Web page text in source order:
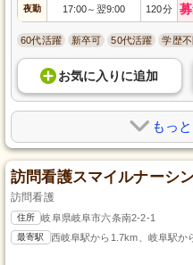
夜勤 17:00～ 翌9:00 120分
60代活躍 新卒可 50代活躍 学歴不
お気に入り に追加
もっ
訪問看護スマイルナーシ
訪問看護
住所 岐阜県岐阜市六条南2-2-1
最寄駅 西岐阜駅から1.7km、岐阜駅